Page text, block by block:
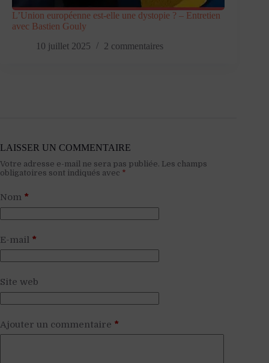
L’Union européenne est-elle une dystopie ? – Entretien
avec Bastien Gouly
10 juillet 2025
2 commentaires
LAISSER UN COMMENTAIRE
Votre adresse e-mail ne sera pas publiée. Les champs
obligatoires sont indiqués avec *
Nom *
E-mail *
Site web
Ajouter un commentaire *